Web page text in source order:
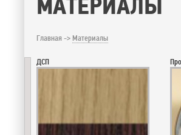
Главная -> Материалы
ДСП